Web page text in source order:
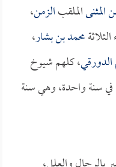
المثنىالملقبالزمن،
محمد بن بشار،
، كلهم شيوخ
سنة واحدة، وهي سنة